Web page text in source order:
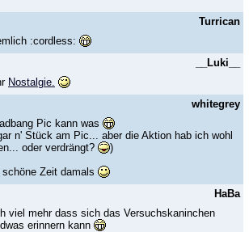
Turrican
:cordless:
__Luki__
Nostalgie.
whitegrey
Pic kann was
n' Stück am Pic... aber die Aktion hab ich wohl
oder verdrängt?
)
Zeit damals
HaBa
viel mehr dass sich das Versuchskaninchen
erinnern kann